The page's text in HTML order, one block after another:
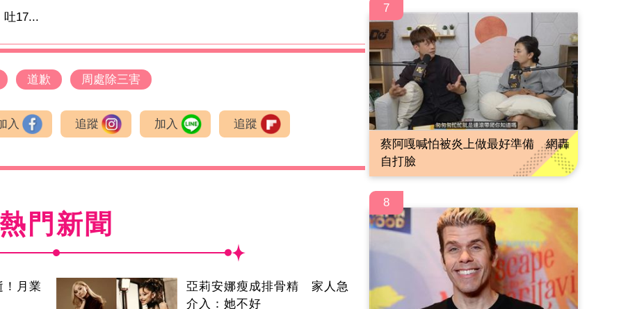
17...
道歉 周處除三害
入 追蹤 加入 追蹤
熱門新聞
！月業
亞莉安娜瘦成排骨精 家人急
介入：她不好
7
蔡阿嘎喊怕被炎上做最好準備 網轟
自打臉
8